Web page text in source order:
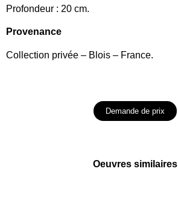
Profondeur : 20 cm.
Provenance
Collection privée – Blois – France.
Demande de prix
Oeuvres similaires